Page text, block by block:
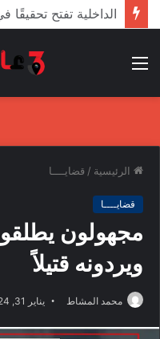
القائمة
الرئيسية / قضايــــا
قضايــــا
مجهولون
ويردونه قتيلاً
محمد المشاط يناير 31, 2024